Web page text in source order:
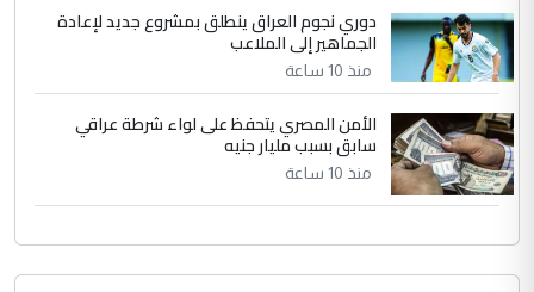
دوري نجوم العراق ينطلق بمشروع جديد لإعادة
الجماهير إلى الملاعب
منذ 10 ساعة
الأمن المصري يتحفظ على لواء شرطة عراقي
سابق بسبب مليار جنيه
منذ 10 ساعة